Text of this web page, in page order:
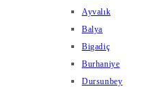
Ayvalık
Balya
Bigadiç
Burhaniye
Dursunbey